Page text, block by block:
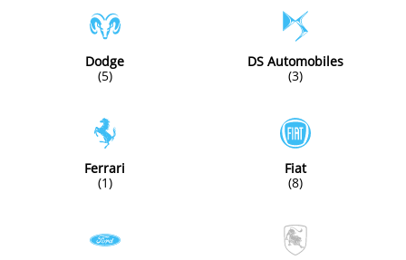
Dodge
(5)
DS Automobiles
(3)
Ferrari
(1)
Fiat
(8)